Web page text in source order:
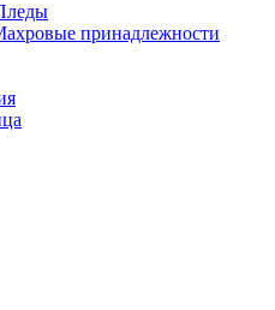
принадлежности